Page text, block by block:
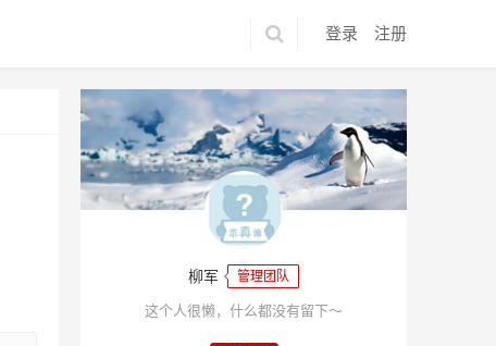
登录 注册
柳军 管理团队
这个人很懒，什么都没有留下～